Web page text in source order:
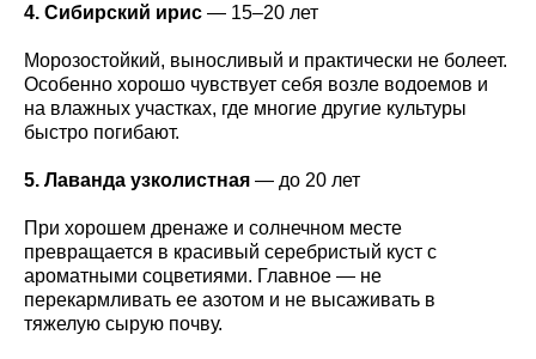
4. Сибирский ирис — 15–20 лет
Морозостойкий, выносливый и практически не болеет.
Особенно хорошо чувствует себя возле водоемов и
на влажных участках, где многие другие культуры
быстро погибают.
5. Лаванда узколистная — до 20 лет
При хорошем дренаже и солнечном месте
превращается в красивый серебристый куст с
ароматными соцветиями. Главное — не
перекармливать ее азотом и не высаживать в
тяжелую сырую почву.